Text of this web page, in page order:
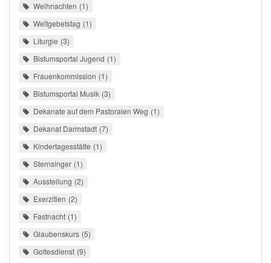
Weihnachten 1
Weltgebetstag 1
Liturgie 3
Bistumsportal Jugend 1
Frauenkommission 1
Bistumsportal Musik 3
Dekanate auf dem Pastoralen Weg 1
Dekanat Darmstadt 7
Kindertagesstätte 1
Sternsinger 1
Ausstellung 2
Exerzitien 2
Fastnacht 1
Glaubenskurs 5
Gottesdienst 9